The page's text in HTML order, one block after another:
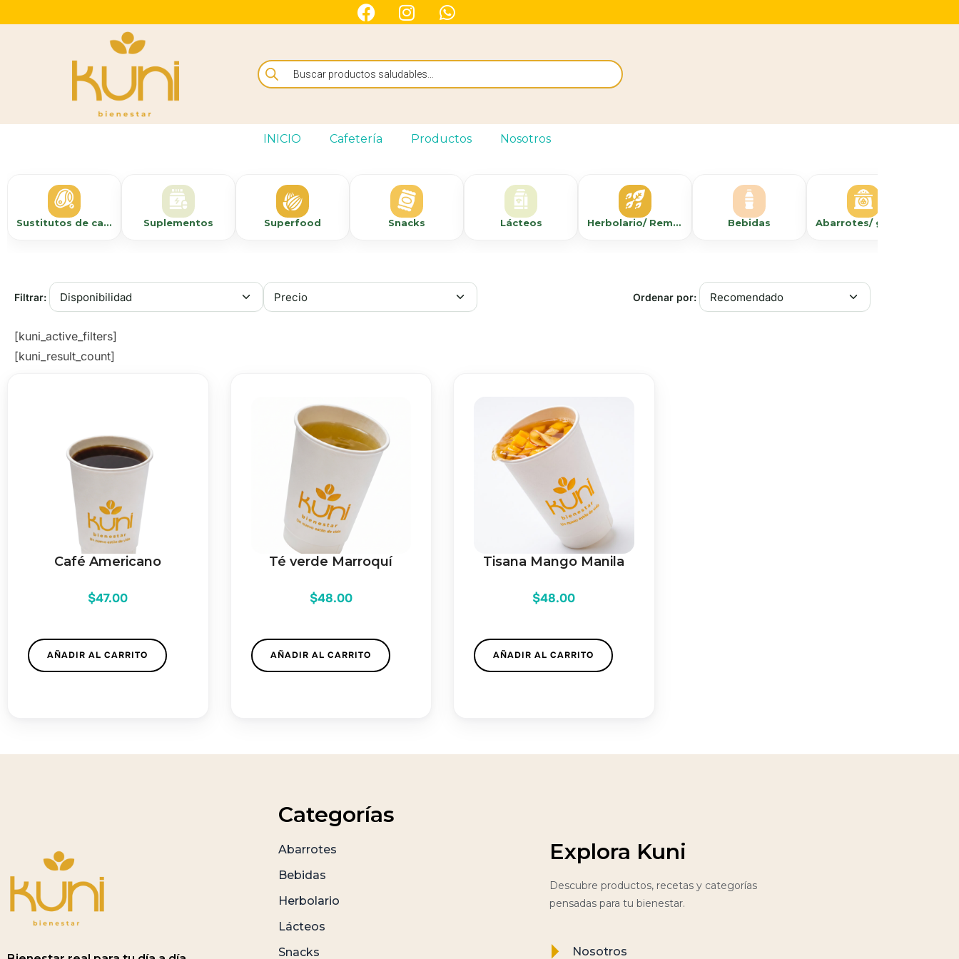
INICIO Cafetería Productos Nosotros
Sustitutos de carne/congelados Suplementos Superfood Snacks Lácteos Herbolario/ Remedios Naturales Bebidas
Filtrar: Ordenar por:
[kuni_active_filters]
[kuni_result_count]
Café Americano
$47.00
AÑADIR AL CARRITO
Té verde Marroquí
$48.00
AÑADIR AL CARRITO
Tisana Mango Manila
$48.00
AÑADIR AL CARRITO
Categorías
Abarrotes
Bebidas
Herbolario
Lácteos
Snacks
Explora Kuni
Descubre productos, recetas y categorías
pensadas para tu bienestar.
Nosotros